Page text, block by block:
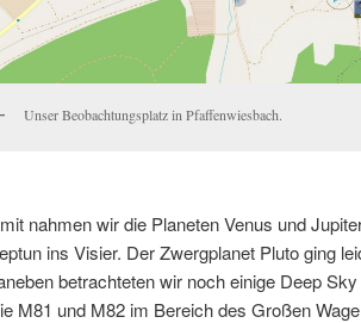
Unser Beobachtungsplatz in Pfaffenwiesbach.
nahmen wir die Planeten Venus und
ins Visier. Der Zwergplanet Pluto ging
betrachteten wir noch einige Deep
M81 und M82 im Bereich des Großen